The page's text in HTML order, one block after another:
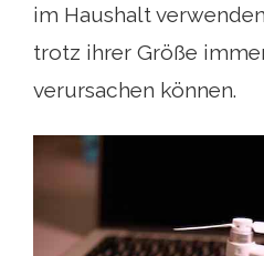
im Haushalt
trotz ihrer Größe
verursachen können.